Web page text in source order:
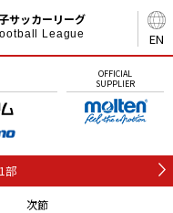
EN
サッカーリーグ
League
OFFICIAL
SUPPLIER
部
次節